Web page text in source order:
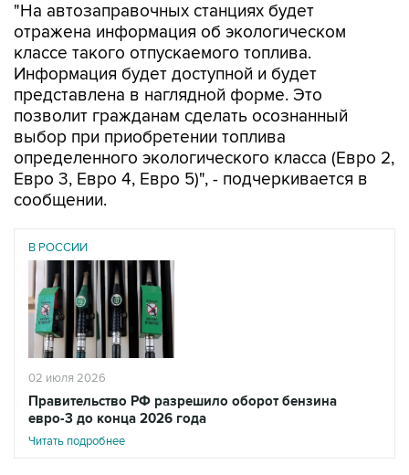
"На автозаправочных станциях будет
отражена информация об экологическом
классе такого отпускаемого топлива.
Информация будет доступной и будет
представлена в наглядной форме. Это
позволит гражданам сделать осознанный
выбор при приобретении топлива
определенного экологического класса (Евро 2,
Евро 3, Евро 4, Евро 5)", - подчеркивается в
сообщении.
В РОССИИ
02 июля 2026
Правительство РФ разрешило оборот бензина
евро-3 до конца 2026 года
Читать подробнее